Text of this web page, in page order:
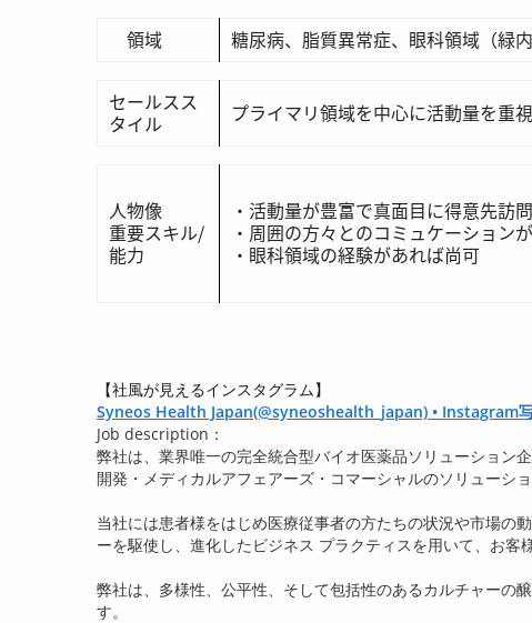
領域 糖尿病、脂質異常症、眼科領域（緑
セールスス
タイル
プライマリ領域を中心に活動量を重
人物像
重要スキル/
能力
・活動量が豊富で真面目に得意先訪
・周囲の方々とのコミュケーション
・眼科領域の経験があれば尚可
【社風が見えるインスタグラム】
Syneos Health Japan(@syneoshealth_japan) • Instagram
Job description：
弊社は、業界唯一の完全統合型バイオ医薬品ソリューション
開発・メディカルアフェアーズ・コマーシャルのソリューシ
当社には患者様をはじめ医療従事者の方たちの状況や市場の
ーを駆使し、進化したビジネス プラクティスを用いて、お客
弊社は、多様性、公平性、そして包括性のあるカルチャーの
す。